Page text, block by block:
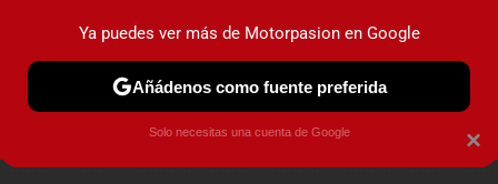
PRUEBAS COCHES ELÉCTRICOS OBSERVATORIO
×
Ya puedes ver más de Motorpasion en Google
Añádenos como fuente preferida
Solo necesitas una cuenta de Google